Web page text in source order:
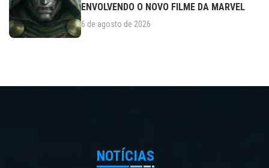
ENVOLVENDO O NOVO FILME DA MARVEL
6 de agosto de 2026
NOTÍCIAS